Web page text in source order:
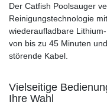
Der Catfish Poolsauger
Reinigungstechnologie
wiederaufladbare
von bis zu 45 Minuten
störende Kabel.
Vielseitige
Ihre Wahl